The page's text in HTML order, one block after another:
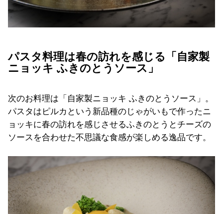
パスタ料理は春の訪れを感じる「自家製
ニョッキ ふきのとうソース」
次のお料理は「自家製ニョッキ ふきのとうソース」。
パスタはピルカという新品種のじゃがいもで作ったニ
ョッキに春の訪れを感じさせるふきのとうとチーズの
ソースを合わせた不思議な食感が楽しめる逸品です。